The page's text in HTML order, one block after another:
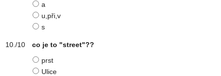
a
u,při,v
s
co je to "street"??
prst
Ulice